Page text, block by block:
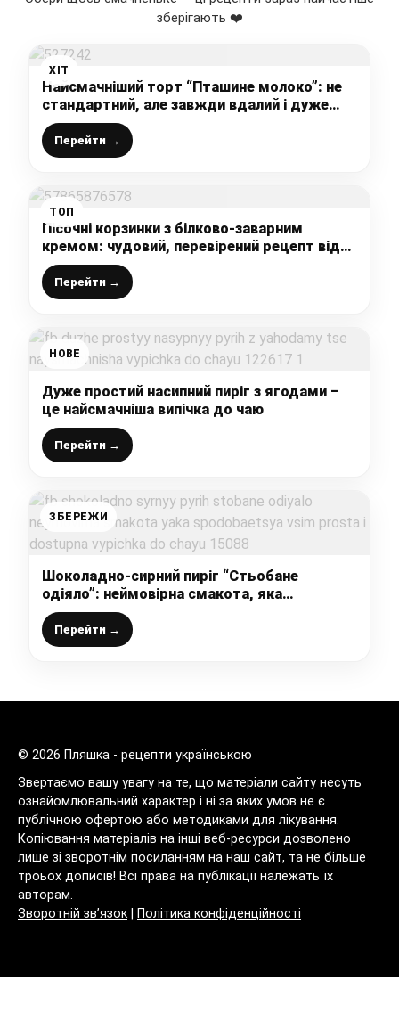
зберігають ❤️
ХІТ
Найсмачніший торт “Пташине молоко”: не
стандартний, але завжди вдалий і дуже
смачний рецепт шикарного торта до будь-
якого столу
Перейти →
ТОП
Пісочні корзинки з білково-заварним
кремом: чудовий, перевірений рецепт від
української господині
Перейти →
НОВЕ
Дуже простий насипний пиріг з ягодами –
це найсмачніша випічка до чаю
Перейти →
ЗБЕРЕЖИ
Шоколадно-сирний пиріг “Стьобане
одіяло”: неймовірна смакота, яка
сподобається всім, проста і доступна
випічка до чаю
Перейти →
© 2026 Пляшка - рецепти українською
Звертаємо вашу увагу на те, що матеріали сайту несуть
ознайомлювальний характер і ні за яких умов не є
публічною офертою або методиками для лікування.
Копіювання матеріалів на інші веб-ресурси дозволено
лише зі зворотнім посиланням на наш сайт, та не більше
троьох дописів! Всі права на публікації належать їх
авторам.
Зворотній зв’язок
Політика конфіденційності